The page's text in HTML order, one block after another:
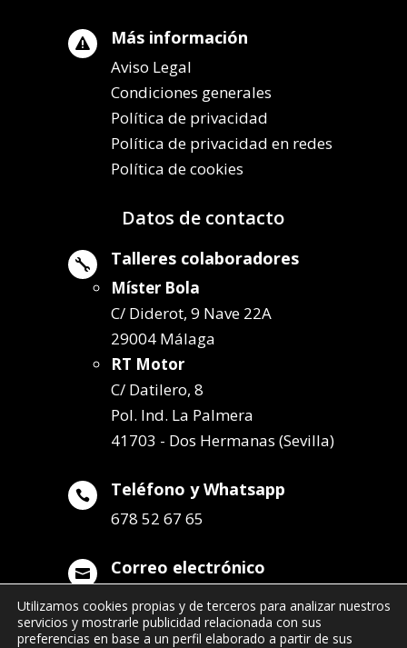
 Más información
Aviso Legal
Condiciones generales
Política de privacidad
Política de privacidad en redes
Política de cookies
Datos de contacto
 Talleres colaboradores
Míster Bola
C/ Diderot, 9 Nave 22A
29004 Málaga
RT Motor
C/ Datilero, 8
Pol. Ind. La Palmera
41703 - Dos Hermanas (Sevilla)
 Teléfono y Whatsapp
678 52 67 65
 Correo electrónico
info@remolqueszabala.com
Utilizamos cookies propias y de terceros para analizar nuestros
servicios y mostrarle publicidad relacionada con sus
preferencias en base a un perfil elaborado a partir de sus